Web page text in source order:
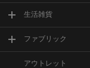
生活雑貨
ファブリック
アウトレット